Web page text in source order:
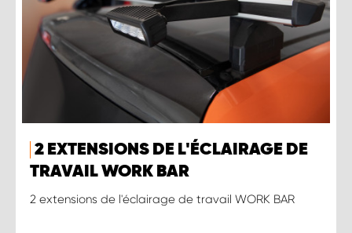
2 EXTENSIONS DE L'ÉCLAIRAGE DE
TRAVAIL WORK BAR
2 extensions de l'éclairage de travail WORK BAR